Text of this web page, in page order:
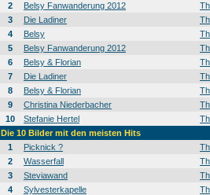
2
Belsy Fanwanderung 2012
3
Die Ladiner
4
Belsy
5
Belsy Fanwanderung 2012
6
Belsy & Florian
7
Die Ladiner
8
Belsy & Florian
9
Christina Niederbacher
10
Stefanie Hertel
Die 10 Bilder mit den meisten Hits
1
Picknick ?
2
Wasserfall
3
Steviawand
4
Sylvesterkapelle